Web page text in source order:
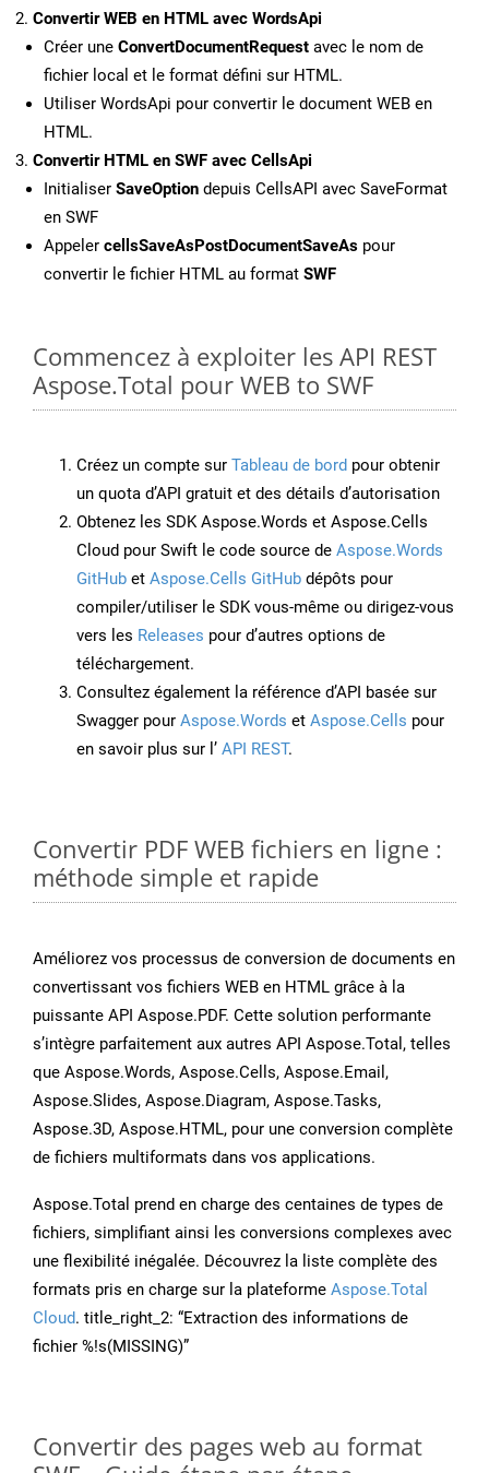
Convertir WEB en HTML avec WordsApi
Créer une ConvertDocumentRequest avec le nom de
fichier local et le format défini sur HTML.
Utiliser WordsApi pour convertir le document WEB en
HTML.
Convertir HTML en SWF avec CellsApi
Initialiser SaveOption depuis CellsAPI avec SaveFormat
en SWF
Appeler cellsSaveAsPostDocumentSaveAs pour
convertir le fichier HTML au format SWF
Commencez à exploiter les API REST
Aspose.Total pour WEB to SWF
Créez un compte sur Tableau de bord pour obtenir
un quota d’API gratuit et des détails d’autorisation
Obtenez les SDK Aspose.Words et Aspose.Cells
Cloud pour Swift le code source de Aspose.Words
GitHub et Aspose.Cells GitHub dépôts pour
compiler/utiliser le SDK vous-même ou dirigez-vous
vers les Releases pour d’autres options de
téléchargement.
Consultez également la référence d’API basée sur
Swagger pour Aspose.Words et Aspose.Cells pour
en savoir plus sur l’ API REST.
Convertir PDF WEB fichiers en ligne :
méthode simple et rapide
Améliorez vos processus de conversion de documents en
convertissant vos fichiers WEB en HTML grâce à la
puissante API Aspose.PDF. Cette solution performante
s’intègre parfaitement aux autres API Aspose.Total, telles
que Aspose.Words, Aspose.Cells, Aspose.Email,
Aspose.Slides, Aspose.Diagram, Aspose.Tasks,
Aspose.3D, Aspose.HTML, pour une conversion complète
de fichiers multiformats dans vos applications.
Aspose.Total prend en charge des centaines de types de
fichiers, simplifiant ainsi les conversions complexes avec
une flexibilité inégalée. Découvrez la liste complète des
formats pris en charge sur la plateforme Aspose.Total
Cloud. title_right_2: “Extraction des informations de
fichier %!s(MISSING)”
Convertir des pages web au format